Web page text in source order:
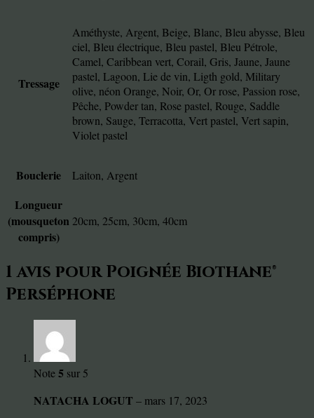
Tressage
Améthyste, Argent, Beige, Blanc, Bleu abysse, Bleu
ciel, Bleu électrique, Bleu pastel, Bleu Pétrole,
Camel, Caribbean vert, Corail, Gris, Jaune, Jaune
pastel, Lagoon, Lie de vin, Ligth gold, Military
olive, néon Orange, Noir, Or, Or rose, Passion rose,
Pêche, Powder tan, Rose pastel, Rouge, Saddle
brown, Sauge, Terracotta, Vert pastel, Vert sapin,
Violet pastel
Bouclerie Laiton, Argent
Longueur
(mousqueton
compris)
20cm, 25cm, 30cm, 40cm
1 avis pourPoignée Biothane®
Perséphone
Note5 sur 5
NATACHA LOGUT – mars 17, 2023